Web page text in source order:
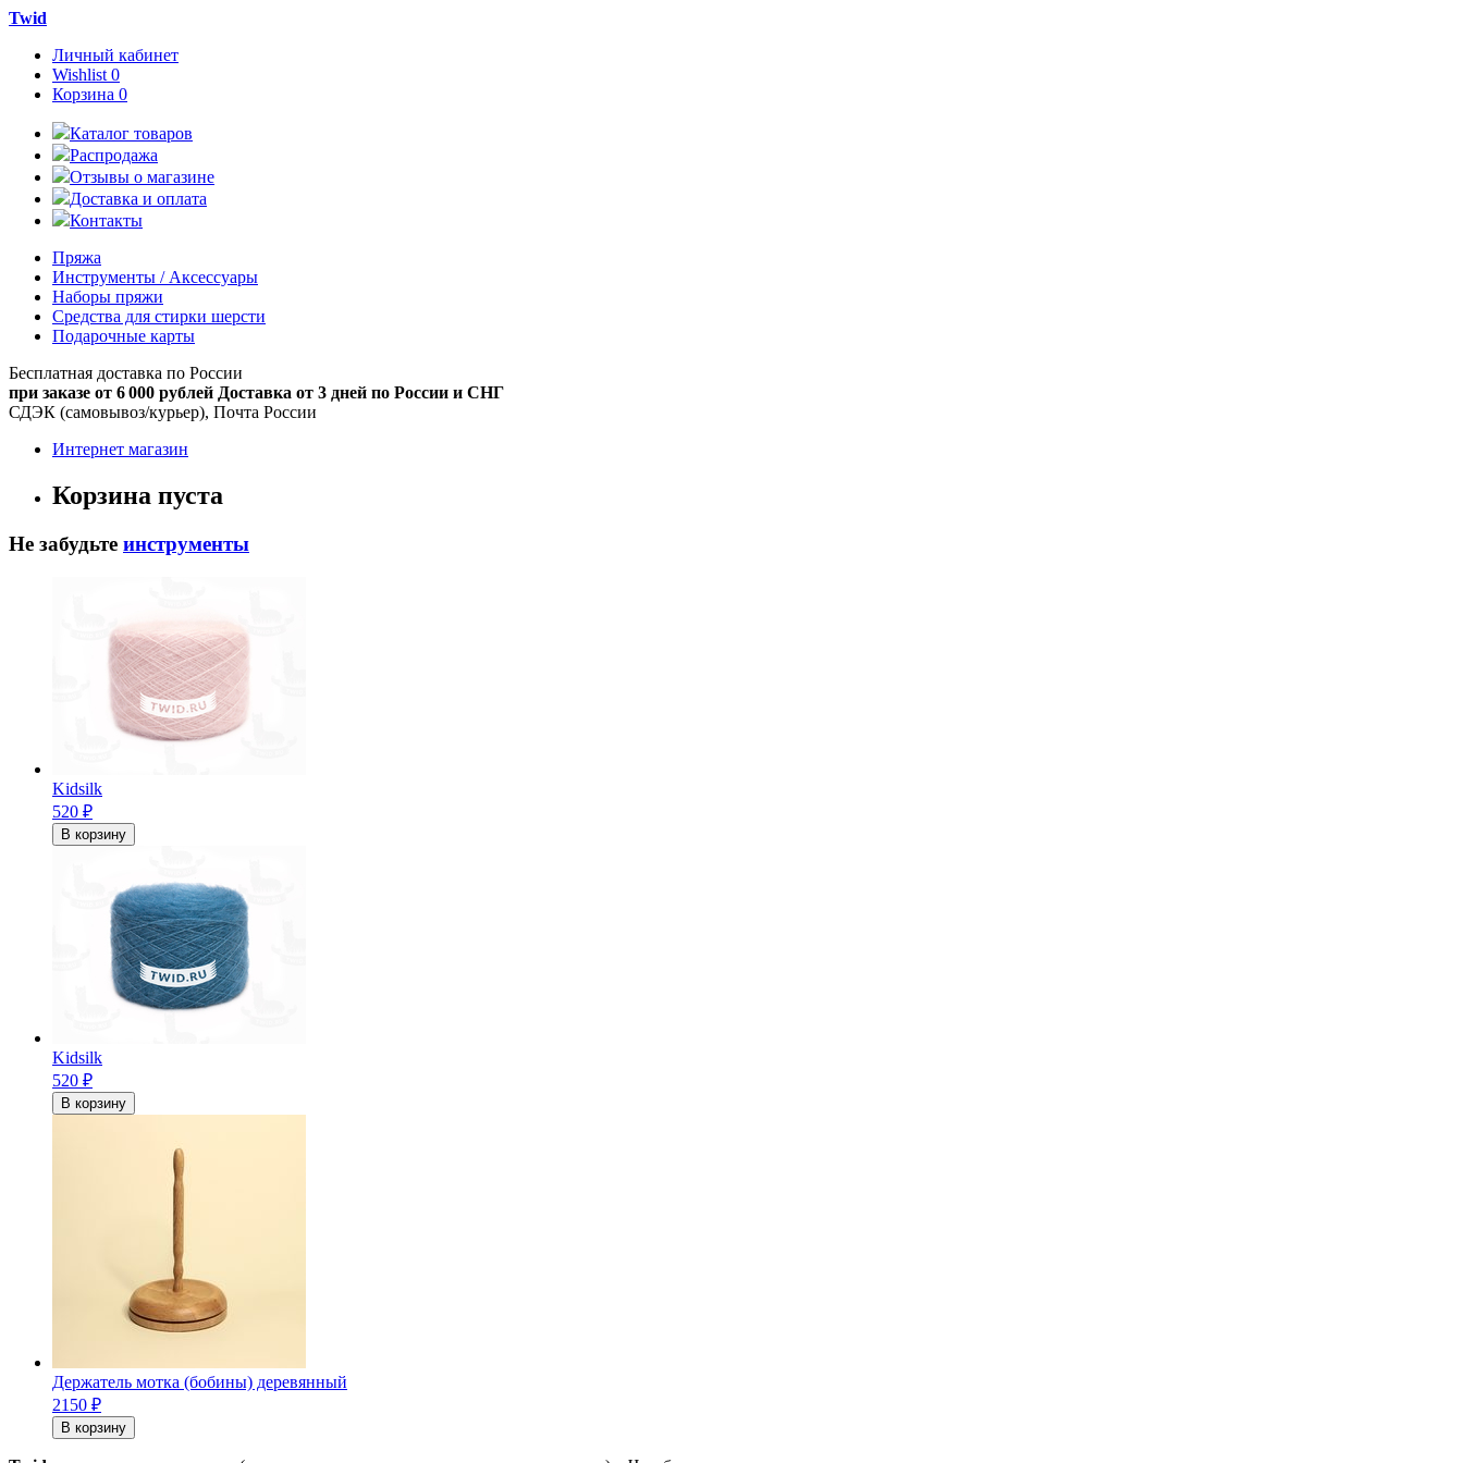
Twid
Личный кабинет
Wishlist 0
Корзина 0
Каталог товаров
Распродажа
Отзывы о магазине
Доставка и оплата
Контакты
Пряжа
Инструменты / Аксессуары
Наборы пряжи
Средства для стирки шерсти
Подарочные карты
Бесплатная доставка по России
при заказе от 6 000 рублей Доставка от 3 дней по России и СНГ
СДЭК (самовывоз/курьер), Почта России
Интернет магазин
Корзина пуста
Не забудьте инструменты
Kidsilk
520 ₽
В корзину
Kidsilk
520 ₽
В корзину
Держатель мотка (бобины) деревянный
2150 ₽
В корзину